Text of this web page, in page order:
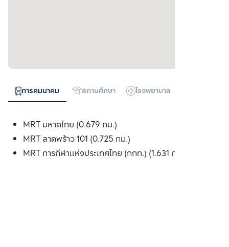
การคมนาคม สถานศึกษา โรงพยาบาล
MRT มหาดไทย (0.679 กม.)
MRT ลาดพร้าว 101 (0.725 กม.)
MRT การกีฬาแห่งประเทศไทย (กกท.) (1.631 กม.)